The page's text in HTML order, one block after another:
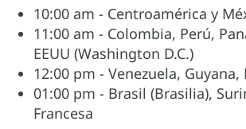
10:00 am - Centroamérica y
11:00 am - Colombia, Perú,
EEUU (Washington D.C.)
12:00 pm - Venezuela, Guyana,
01:00 pm - Brasil (Brasilia),
Francesa